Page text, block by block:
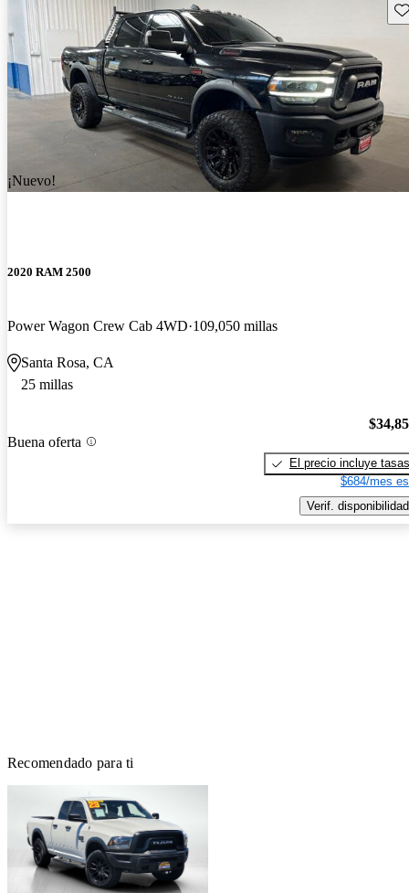
¡Nuevo!
2020 RAM 2500
Power Wagon Crew Cab 4WD 109,050 millas
Santa Rosa, CA
25 millas
Buena oferta
El precio incluye tasas
$684/mes
Verif. disponibilidad
Recomendado para ti